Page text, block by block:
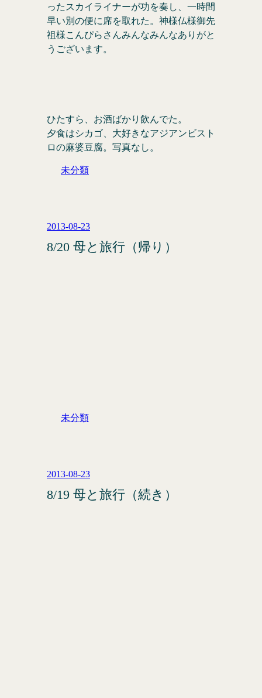
ったスカイライナーが功を奏し、一時間
早い別の便に席を取れた。神様仏様御先
祖様こんぴらさんみんなみんなありがと
うございます。
ひたすら、お酒ばかり飲んでた。
夕食はシカゴ、大好きなアジアンビスト
ロの麻婆豆腐。写真なし。
未分類
2013-08-23
8/20 母と旅行（帰り）
未分類
2013-08-23
8/19 母と旅行（続き）